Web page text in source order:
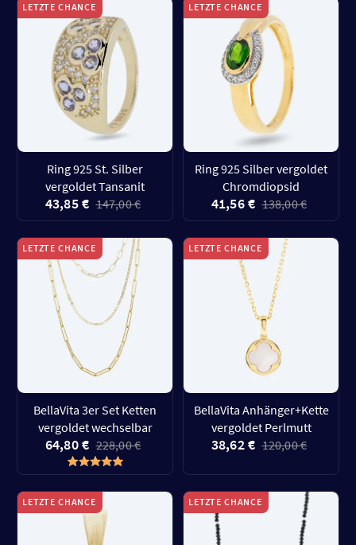
LETZTE CHANCE
Ring 925 St. Silber
vergoldet Tansanit
43,85 € 147,00 €
LETZTE CHANCE
Ring 925 Silber vergoldet
Chromdiopsid
41,56 € 138,00 €
LETZTE CHANCE
BellaVita 3er Set Ketten
vergoldet wechselbar
64,80 € 228,00 €
LETZTE CHANCE
BellaVita Anhänger+Kette
vergoldet Perlmutt
38,62 € 120,00 €
LETZTE CHANCE LETZTE CHANCE